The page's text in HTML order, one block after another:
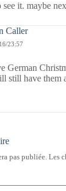
it. maybe
Caller
23:57
German
still have them
pas publiée. Les